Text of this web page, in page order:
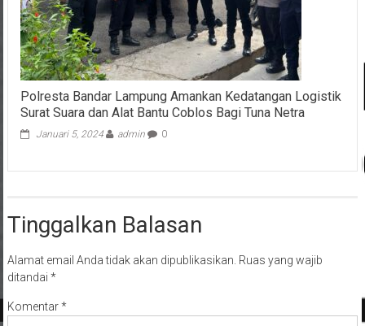
Polresta Bandar Lampung Amankan Kedatangan Logistik
Surat Suara dan Alat Bantu Coblos Bagi Tuna Netra
Januari 5, 2024 admin 0
Tinggalkan Balasan
Alamat email Anda tidak akan dipublikasikan. Ruas yang wajib
ditandai *
Komentar*